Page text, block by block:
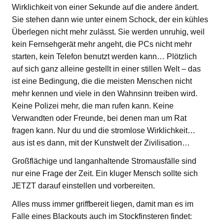
Wirklichkeit von einer Sekunde auf die andere ändert.
Sie stehen dann wie unter einem Schock, der ein kühles
Überlegen nicht mehr zulässt. Sie werden unruhig, weil
kein Fernsehgerät mehr angeht, die PCs nicht mehr
starten, kein Telefon benutzt werden kann… Plötzlich
auf sich ganz alleine gestellt in einer stillen Welt – das
ist eine Bedingung, die die meisten Menschen nicht
mehr kennen und viele in den Wahnsinn treiben wird.
Keine Polizei mehr, die man rufen kann. Keine
Verwandten oder Freunde, bei denen man um Rat
fragen kann. Nur du und die stromlose Wirklichkeit…
aus ist es dann, mit der Kunstwelt der Zivilisation…
Großflächige und langanhaltende Stromausfälle sind
nur eine Frage der Zeit. Ein kluger Mensch sollte sich
JETZT darauf einstellen und vorbereiten.
Alles muss immer griffbereit liegen, damit man es im
Falle eines Blackouts auch im Stockfinsteren findet: